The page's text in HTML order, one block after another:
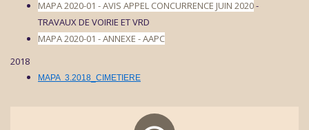
MAPA 2020-01 - AVIS APPEL CONCURRENCE JUIN 2020-
TRAVAUX DE VOIRIE ET VRD
MAPA 2020-01 - ANNEXE - AAPC
2018
MAPA 3.2018_CIMETIERE